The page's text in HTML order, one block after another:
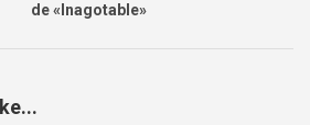
de «Inagotable»